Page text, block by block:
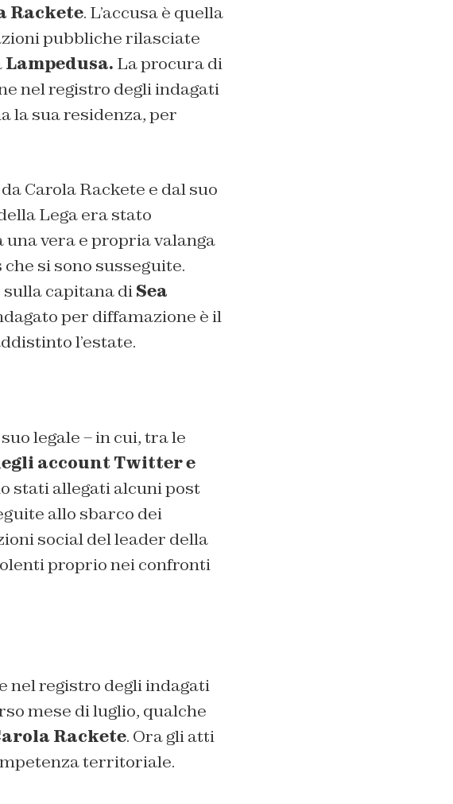
Rackete. L’accusa è quella
pubbliche rilasciate
Lampedusa. La procura di
nel registro degli indagati
la sua residenza, per
Carola Rackete e dal suo
Lega era stato
vera e propria valanga
si sono susseguite.
capitana diSea
per diffamazione è il
l’estate.
legale – in cui, tra le
account Twitter e
stati allegati alcuni post
allo sbarco dei
social del leader della
proprio nei confronti
nel registro degli indagati
mese di luglio, qualche
Rackete. Ora gli atti
territoriale.